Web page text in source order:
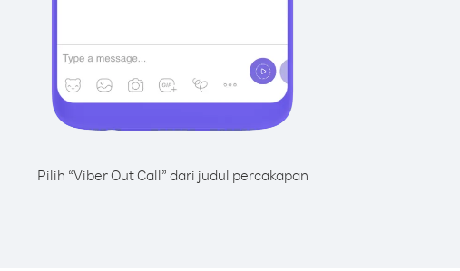
Pilih “Viber Out Call” dari judul percakapan